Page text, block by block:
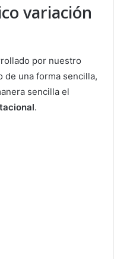
variación
por nuestro
de una forma sencilla,
sencilla el
.